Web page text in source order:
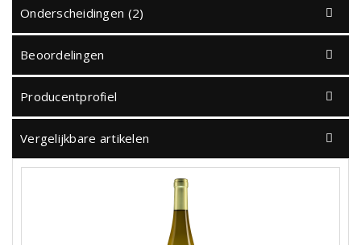
Onderscheidingen (2)
Beoordelingen
Producentprofiel
Vergelijkbare artikelen